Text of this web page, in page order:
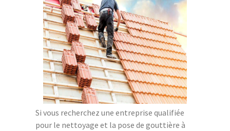
Si vous recherchez une entreprise qualifiée
pour le nettoyage et la pose de gouttière à